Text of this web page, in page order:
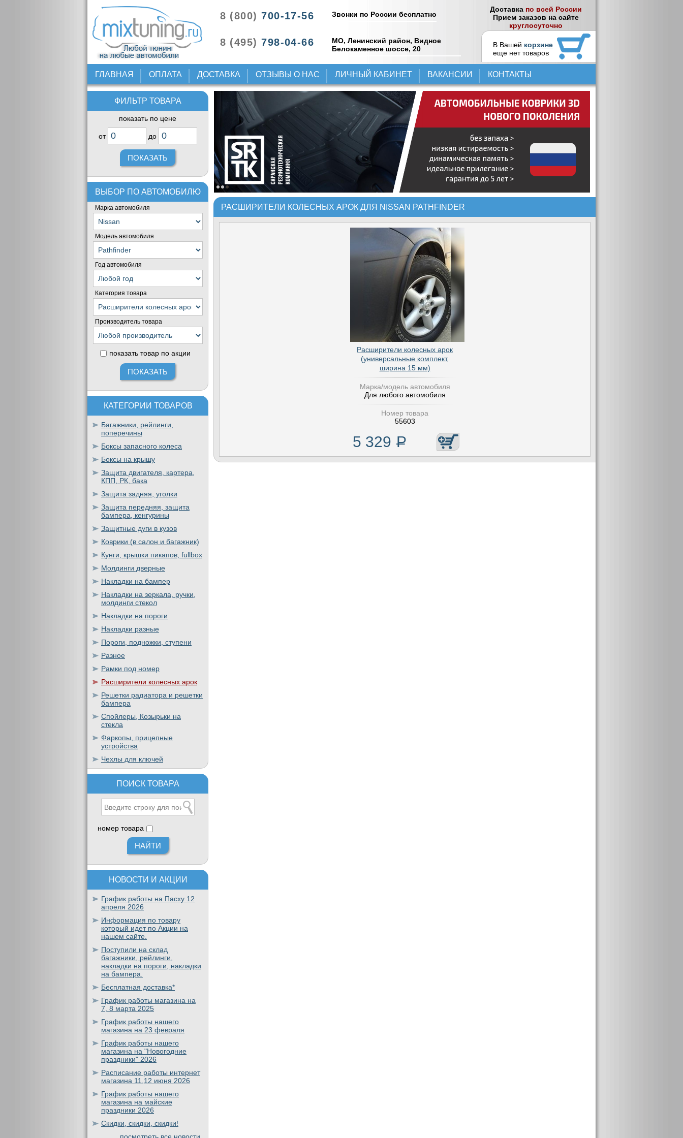
8 (800) 700-17-56
8 (495) 798-04-66
Звонки по России бесплатно
МО, Ленинский район, Видное
Белокаменное шоссе, 20
Доставка по всей России
Прием заказов на сайте
круглосуточно
В Вашей корзине
еще нет товаров
ГЛАВНАЯ ОПЛАТА ДОСТАВКА ОТЗЫВЫ О НАС ЛИЧНЫЙ КАБИНЕТ ВАКАНСИИ КОНТАКТЫ
ФИЛЬТР ТОВАРА
показать по цене
от до
ВЫБОР ПО АВТОМОБИЛЮ
Марка автомобиля
Модель автомобиля
Год автомобиля
Категория товара
Производитель товара
показать товар по акции
КАТЕГОРИИ ТОВАРОВ
Багажники, рейлинги,
поперечины
Боксы запасного колеса
Боксы на крышу
Защита двигателя, картера,
КПП, РК, бака
Защита задняя, уголки
Защита передняя, защита
бампера, кенгурины
Защитные дуги в кузов
Коврики (в салон и багажник)
Кунги, крышки пикапов, fullbox
Молдинги дверные
Накладки на бампер
Накладки на зеркала, ручки,
молдинги стекол
Накладки на пороги
Накладки разные
Пороги, подножки, ступени
Разное
Рамки под номер
Расширители колесных арок
Решетки радиатора и решетки
бампера
Спойлеры, Козырьки на
стекла
Фаркопы, прицепные
устройства
Чехлы для ключей
ПОИСК ТОВАРА
номер товара
НОВОСТИ И АКЦИИ
График работы на Пасху 12
апреля 2026
Информация по товару
который идет по Акции на
нашем сайте.
Поступили на склад
багажники, рейлинги,
накладки на пороги, накладки
на бампера.
Бесплатная доставка*
График работы магазина на
7, 8 марта 2025
График работы нашего
магазина на 23 февраля
График работы нашего
магазина на "Новогодние
праздники" 2026
Расписание работы интернет
магазина 11,12 июня 2026
График работы нашего
магазина на майские
праздники 2026
Скидки, скидки, скидки!
РАСШИРИТЕЛИ КОЛЕСНЫХ АРОК ДЛЯ NISSAN PATHFINDER
Расширители колесных арок
(универсальные комплект,
ширина 15 мм)
Марка/модель автомобиля
Для любого автомобиля
Номер товара
55603
5 329 Р